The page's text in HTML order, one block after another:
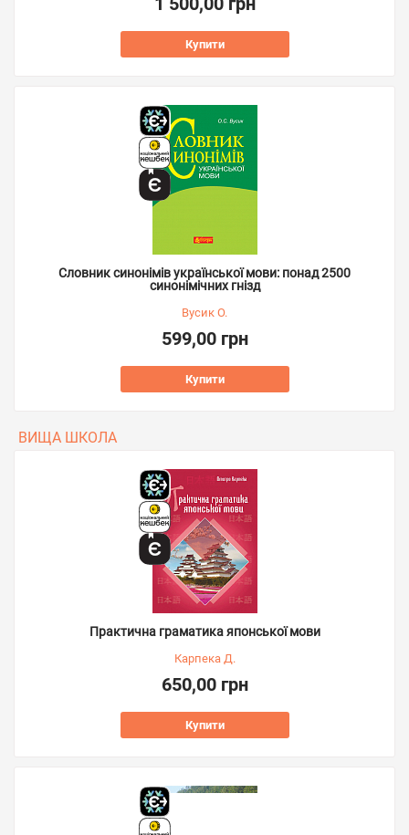
Купити
Словник синонімів української мови: понад 2500
синонімічних гнізд
Вусик О.
599,00 грн
Купити
ВИЩА ШКОЛА
Практична граматика японської мови
Карпека Д.
650,00 грн
Купити